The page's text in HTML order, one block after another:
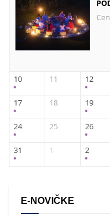
10 11 12
17 18 19
24 25 26
31 1 2
E-NOVIČKE